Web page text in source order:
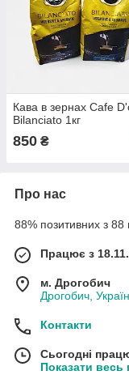
Кава в зернах Cafe
Bilanciato 1кг
850 ₴
Про нас
88% позитивних з 88
Працює з
м. Дрогобич
Дрогобич,
Контакти
Сьогодні
Показати весь